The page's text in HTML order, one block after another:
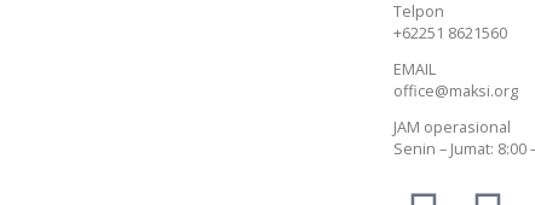
Telpon
+62251 8621560
EMAIL
office@maksi.org
JAM operasional
Senin – Jumat: 8:00